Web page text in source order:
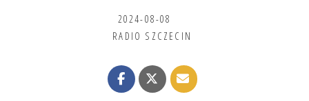
2024-08-08
RADIO SZCZECIN